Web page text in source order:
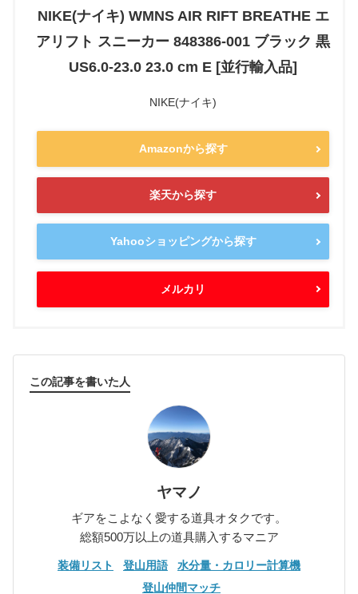
NIKE(ナイキ) WMNS AIR RIFT BREATHE エ
アリフト スニーカー 848386-001 ブラック 黒
US6.0-23.0 23.0 cm E [並行輸入品]
NIKE(ナイキ)
Amazonから探す
楽天から探す
Yahooショッピングから探す
メルカリ
この記事を書いた人
ヤマノ
ギアをこよなく愛する道具オタクです。
総額500万以上の道具購入するマニア
装備リスト 登山用語
水分量・カロリー計算機
登山仲間マッチ